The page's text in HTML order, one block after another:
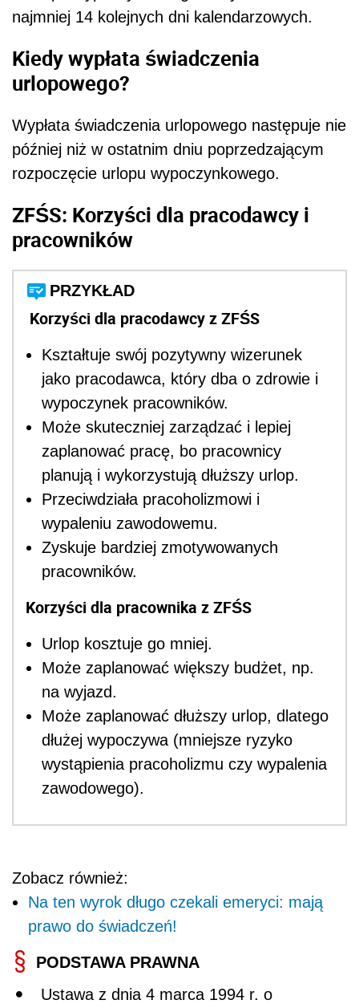
najmniej 14 kolejnych dni kalendarzowych.
Kiedy wypłata świadczenia
urlopowego?
Wypłata świadczenia urlopowego następuje nie
później niż w ostatnim dniu poprzedzającym
rozpoczęcie urlopu wypoczynkowego.
ZFŚS: Korzyści dla pracodawcy i
pracowników
PRZYKŁAD
Korzyści dla pracodawcy z ZFŚS
Kształtuje swój pozytywny wizerunek
jako pracodawca, który dba o zdrowie i
wypoczynek pracowników.
Może skuteczniej zarządzać i lepiej
zaplanować pracę, bo pracownicy
planują i wykorzystują dłuższy urlop.
Przeciwdziała pracoholizmowi i
wypaleniu zawodowemu.
Zyskuje bardziej zmotywowanych
pracowników.
Korzyści dla pracownika z ZFŚS
Urlop kosztuje go mniej.
Może zaplanować większy budżet, np.
na wyjazd.
Może zaplanować dłuższy urlop, dlatego
dłużej wypoczywa (mniejsze ryzyko
wystąpienia pracoholizmu czy wypalenia
zawodowego).
Zobacz również:
Na ten wyrok długo czekali emeryci: mają
prawo do świadczeń!
PODSTAWA PRAWNA
Ustawa z dnia 4 marca 1994 r. o